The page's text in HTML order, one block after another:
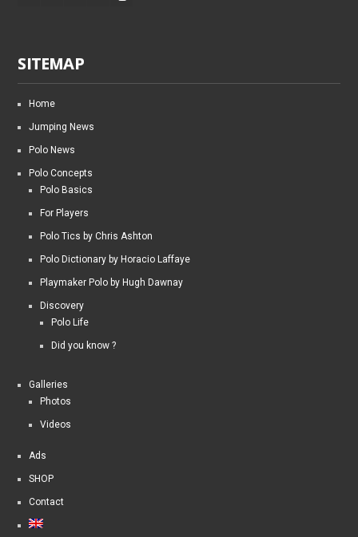
SITEMAP
Home
Jumping News
Polo News
Polo Concepts
Polo Basics
For Players
Polo Tics by Chris Ashton
Polo Dictionary by Horacio Laffaye
Playmaker Polo by Hugh Dawnay
Discovery
Polo Life
Did you know ?
Galleries
Photos
Videos
Ads
SHOP
Contact